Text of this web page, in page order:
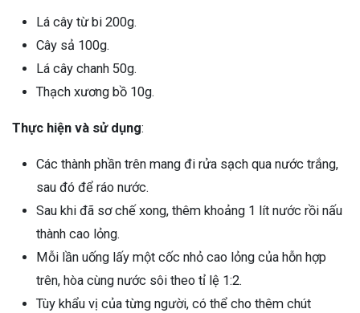
Lá cây từ bi 200g.
Cây sả 100g.
Lá cây chanh 50g.
Thạch xương bồ 10g.
Thực hiện và sử dụng:
Các thành phần trên mang đi rửa sạch qua nước trắng,
sau đó để ráo nước.
Sau khi đã sơ chế xong, thêm khoảng 1 lít nước rồi nấu
thành cao lỏng.
Mỗi lần uống lấy một cốc nhỏ cao lỏng của hỗn hợp
trên, hòa cùng nước sôi theo tỉ lệ 1:2.
Tùy khẩu vị của từng người, có thể cho thêm chút